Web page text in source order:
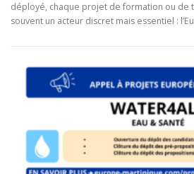
déployé, chaque projet de formation ou de
souvent un acteur discret mais essentiel :